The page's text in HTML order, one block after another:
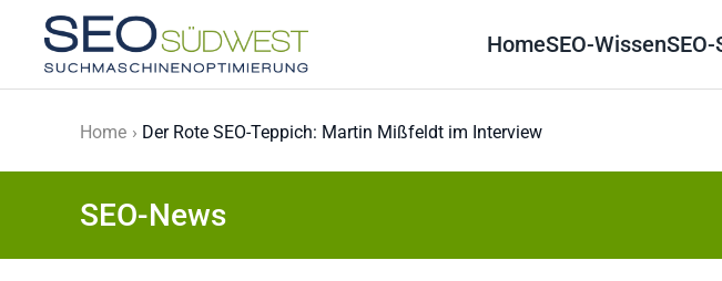
Skip to main content
HomeSEO-Wissen
Home Der Rote SEO-Teppich: Martin Mißfeldt im Interview
SEO-News